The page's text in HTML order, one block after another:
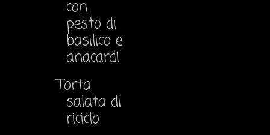
con
pesto di
basilico e
anacardi
Torta
salata di
riciclo